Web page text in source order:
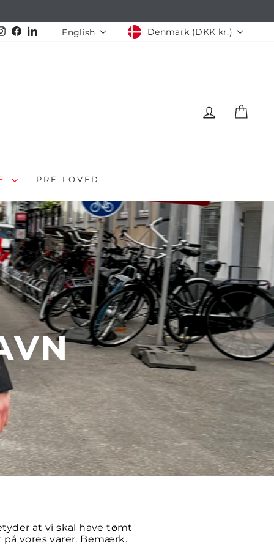
Instagram
Facebook
LinkedInLANGUAGE
English CURRENCY
Denmark (DKK kr.)
LOG IN
PRE-LOVED
at vi skal have tømt
vores varer. Bemærk.